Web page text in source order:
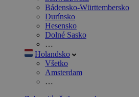
Bádensko-Württembersko
Durínsko
Hesensko
Dolné Sasko
…
Holandsko
Všetko
Amsterdam
…